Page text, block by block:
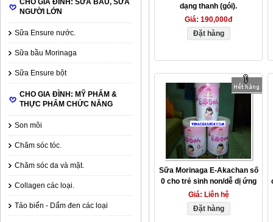
CHO GIA ĐÌNH: SỮA BẦU, SỮA
NGƯỜI LỚN
Sữa Ensure nước.
Sữa bầu Morinaga
Sữa Ensure bột
CHO GIA ĐÌNH: MỸ PHẨM &
THỰC PHẨM CHỨC NĂNG
Son môi
Chăm sóc tóc.
Chăm sóc da và mặt.
Collagen các loại.
Tảo biển - Dấm đen các loại
dạng thanh (gói).
Giá: 190,000đ
Đặt hàng
Sữa Morinaga E-Akachan số
0 cho trẻ sinh non/dễ dị ứng
800gr.
Giá: Liên hệ
Đặt hàng